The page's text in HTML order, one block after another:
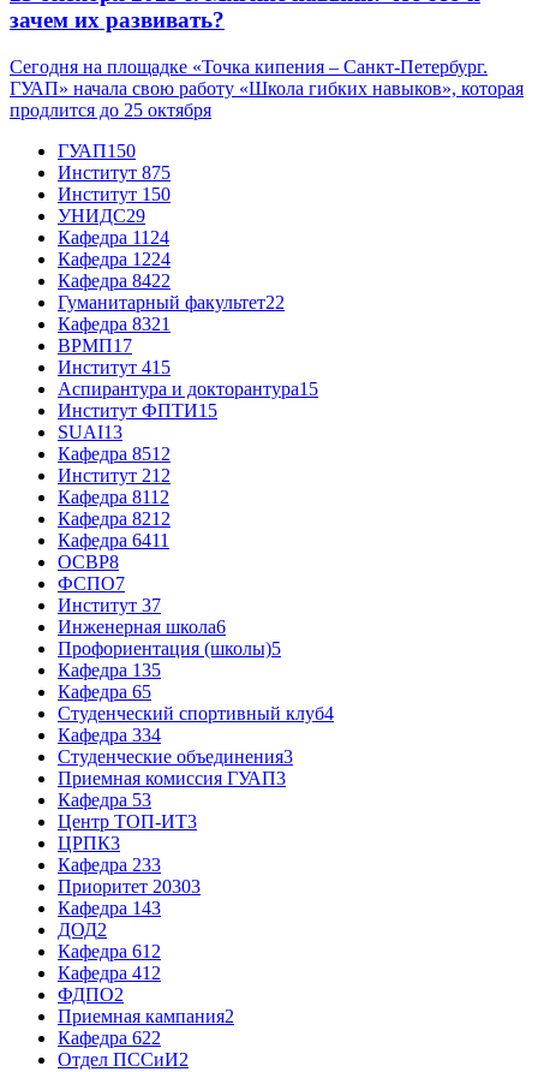
зачем их развивать?
Сегодня на площадке «Точка кипения – Санкт-Петербург.
ГУАП» начала свою работу «Школа гибких навыков», которая
продлится до 25 октября
ГУАП150
Институт 875
Институт 1 50
УНИДС29
Кафедра 11 24
Кафедра 1224
Кафедра 8422
Гуманитарный факультет22
Кафедра 8321
ВРМП17
Институт 415
Аспирантура и докторантура15
Институт ФПТИ15
SUAI13
Кафедра 8512
Институт 212
Кафедра 8112
Кафедра 8212
Кафедра 6411
ОСВР8
ФСПО7
Институт 37
Инженерная школа6
Профориентация (школы)5
Кафедра 135
Кафедра 65
Студенческий спортивный клуб4
Кафедра 334
Студенческие объединения3
Приемная комиссия ГУАП3
Кафедра 53
Центр ТОП-ИТ3
ЦРПК3
Кафедра 233
Приоритет 20303
Кафедра 143
ДОД2
Кафедра 61 2
Кафедра 41 2
ФДПО2
Приемная кампания2
Кафедра 622
Отдел ПССиИ2